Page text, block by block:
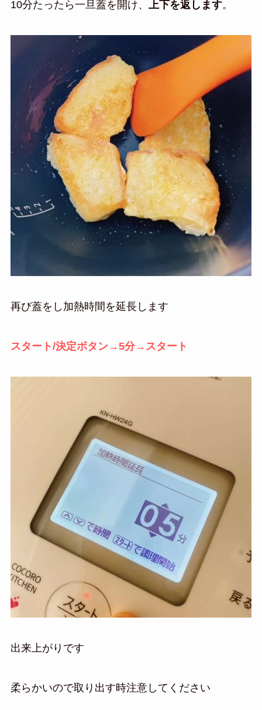
10分たったら一旦蓋を開け、 上下を返します。
再び蓋をし加熱時間を延長します
スタート/決定ボタン→5分→スタート
出来上がりです
柔らかいので取り出す時注意してください